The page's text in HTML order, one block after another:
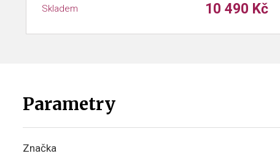
Skladem 10 490 Kč
Parametry
Značka